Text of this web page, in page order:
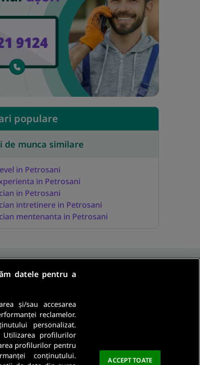
populare
de munca similare
in Petrosani
in Petrosani
in Petrosani
intretinere in Petrosani
mentenanta in Petrosani
importanta pentru noi. CitestePolitica De
datele pentru a
și/sau accesarea
reclamelor.
personalizat.
profilurilor
profilurilor pentru
conținutului.
ACCEPT TOATE